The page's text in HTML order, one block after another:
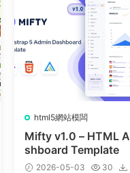
html5網站模闆
Mifty v1.0 – HTML
shboard Template
2026-05-03 30